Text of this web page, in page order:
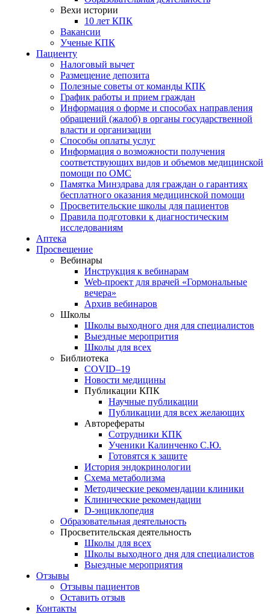
Вехи истории
10 лет КПК
Вакансии
Ученые КПК
Пациенту
Налоговый вычет
Размещение депозита
Полезные советы от команды КПК
График работы и прием граждан
Информация о форме и способах направления
обращений (жалоб) в органы государственной
власти и организации
Способы оплаты услуг
Информация о возможности получения
соответствующих видов и объемов медицинской
помощи по ОМС
Памятка Минздрава для граждан о гарантиях
бесплатного оказания медицинской помощи
Просветительские школы для пациентов
Правила подготовки к диагностическим
исследованиям
Аптека
Просвещение
Вебинары
Инструкция к вебинарам
Web-проект для врачей «Гормональные
вечера»
Архив вебинаров
Школы
Школы выходного дня для специалистов
Выездные меропрития
Школы для всех
Библиотека
COVID–19
Новости медицины
Публикации КПК
Научные публикации
Публикации для всех желающих
Авторефераты
Сотрудники КПК
Ученики Калинченко С.Ю.
Готовятся к защите
История эндокринологии
Схема метаболизма
Методические рекомендации клиники
Клинические рекомендации
D-энциклопедия
Образовательная деятельность
Просветительская деятельность
Школы для всех
Школы выходного дня для специалистов
Выездные мероприятия
Отзывы
Отзывы пациентов
Оставить отзыв
Контакты